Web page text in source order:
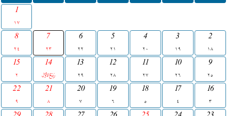
1
17
2
18
3
19
4
20
5
21
6
22
7
23
8
24
9
25
10
26
11
27
12
28
13
29
14
C
15
2
16
3
17
4
18
5
19
6
20
7
21
8
22
9